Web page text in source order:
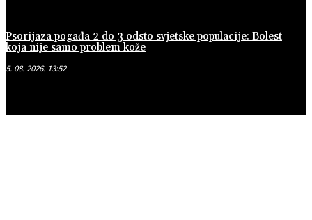
Psorijaza pogađa 2 do 3 odsto svjetske populacije: Bolest
koja nije samo problem kože
5. 08. 2026. 13:52